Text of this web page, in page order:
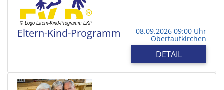
Eltern-Kind-Programm 08.09.2026 09:00 Uhr
Obertaufkirchen
DETAIL